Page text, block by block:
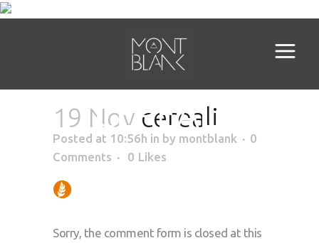
CEREALI
19 Nov cereali
Posted at 10:56h in by montblank
0
Comments
0 Likes
Sorry, the comment form is closed at this